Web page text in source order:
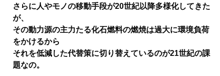
さらに人やモノの移動手段が20世紀以降多様化してきた
が、
その動力源の主力たる化石燃料の燃焼は過大に環境負荷
をかけるから
それを低減した代替策に切り替えているのが21世紀の課
題なの。